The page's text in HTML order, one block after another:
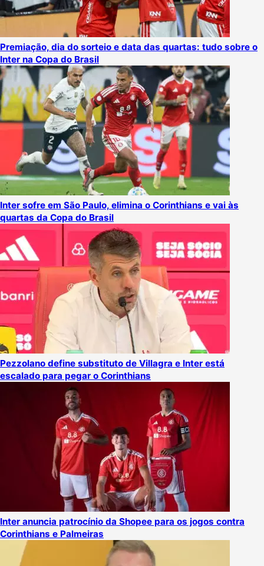
Premiação, dia do sorteio e data das quartas: tudo sobre o
Inter na Copa do Brasil
Inter sofre em São Paulo, elimina o Corinthians e vai às
quartas da Copa do Brasil
Pezzolano define substituto de Villagra e Inter está
escalado para pegar o Corinthians
Inter anuncia patrocínio da Shopee para os jogos contra
Corinthians e Palmeiras